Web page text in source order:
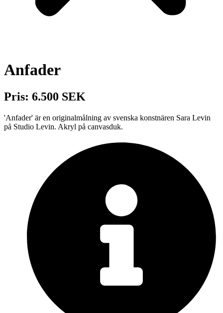
Anfader
Pris: 6.500 SEK
'Anfader' är en originalmålning av svenska konstnären Sara Levin
på Studio Levin. Akryl på canvasduk.